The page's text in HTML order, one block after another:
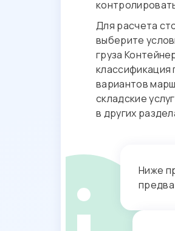
Для расчета
выберите
груза
классификация
вариантов
складские
в других
Ниже